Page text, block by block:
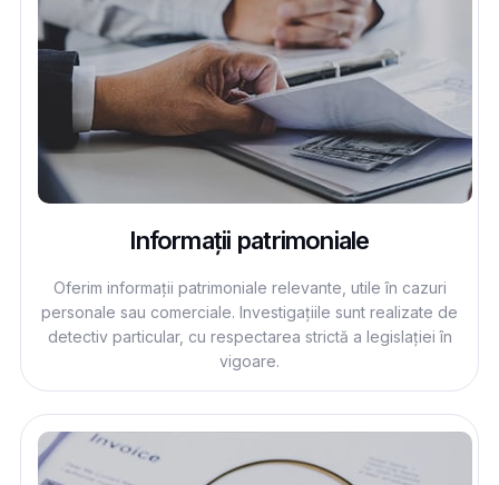
Informații patrimoniale
Oferim informații patrimoniale relevante, utile în cazuri
personale sau comerciale. Investigațiile sunt realizate de
detectiv particular, cu respectarea strictă a legislației în
vigoare.